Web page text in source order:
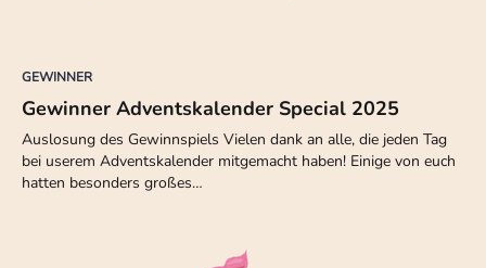
GEWINNER
Gewinner Adventskalender Special 2025
Auslosung des Gewinnspiels Vielen dank an alle, die jeden Tag
bei userem Adventskalender mitgemacht haben! Einige von euch
hatten besonders großes…